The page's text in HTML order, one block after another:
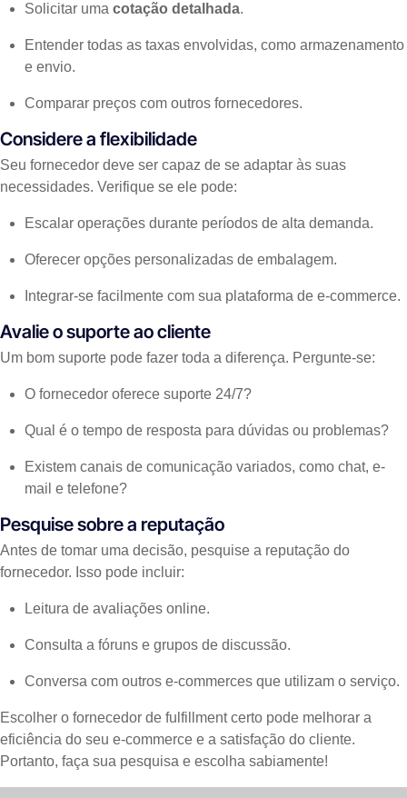
Solicitar umacotação detalhada.
Entender todas as taxas envolvidas, como armazenamento
e envio.
Comparar preços com outros fornecedores.
Considere a flexibilidade
Seu fornecedor deve ser capaz de se adaptar às suas
necessidades. Verifique se ele pode:
Escalar operações durante períodos de alta demanda.
Oferecer opções personalizadas de embalagem.
Integrar-se facilmente com sua plataforma de e-commerce.
Avalie o suporte ao cliente
Um bom suporte pode fazer toda a diferença. Pergunte-se:
O fornecedor oferece suporte 24/7?
Qual é o tempo de resposta para dúvidas ou problemas?
Existem canais de comunicação variados, como chat, e-
mail e telefone?
Pesquise sobre a reputação
Antes de tomar uma decisão, pesquise a reputação do
fornecedor. Isso pode incluir:
Leitura de avaliações online.
Consulta a fóruns e grupos de discussão.
Conversa com outros e-commerces que utilizam o serviço.
Escolher o fornecedor de fulfillment certo pode melhorar a
eficiência do seu e-commerce e a satisfação do cliente.
Portanto, faça sua pesquisa e escolha sabiamente!